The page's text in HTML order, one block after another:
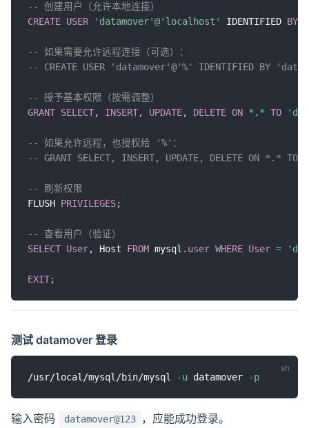
-- 创建用户（允许本地连接）
CREATE USER 'datamover'@'localhost' IDENTIFIED BY
-- 如果需要允许远程连接（可选）：
-- CREATE USER 'datamover'@'%' IDENTIFIED BY
-- 授予基本权限（按需调整）
GRANT SELECT, INSERT, UPDATE, DELETE ON * . * TO
-- 如果允许远程，也授权给 '%'：
-- GRANT SELECT, INSERT, UPDATE, DELETE ON *.*
-- 刷新权限
FLUSH PRIVILEGES;
-- 查看用户（验证）
SELECT User, Host FROM mysql . user WHERE User =
EXIT;
测试 datamover 登录
/usr/local/mysql/bin/mysql -u datamover -p
输入密码 datamover@123 ，应能成功登录。